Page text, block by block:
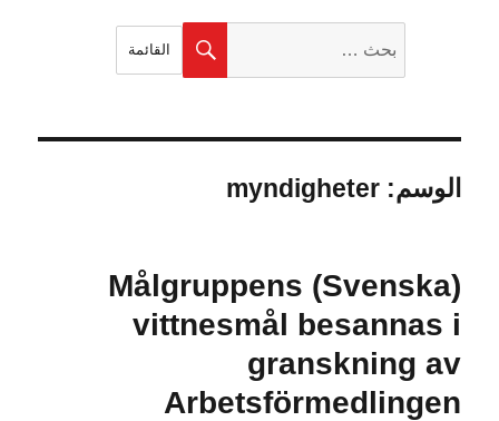
بحث
القائمة
الوسم:myndigheter
(Svenska) Målgruppens
vittnesmål besannas i
granskning av
Arbetsförmedlingen